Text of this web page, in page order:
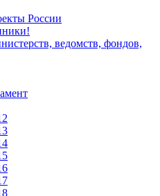
России
ведомств, фондов,